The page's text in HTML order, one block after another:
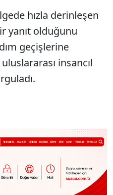
hızla derinleşen
yanıt olduğunu
geçişlerine
insancıl